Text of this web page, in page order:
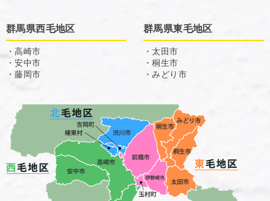
群馬県西毛地区
・高崎市
・安中市
・藤岡市
群馬県東毛地区
・太田市
・桐生市
・みどり市